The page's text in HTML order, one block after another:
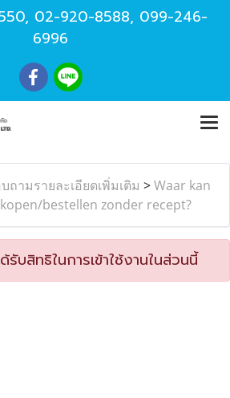
, 02-920-8588, 099-246-
6996
ถามรายละเอียดเพิ่มเติม >Waar kan
bestellen zonder recept?
บสิทธิในการเข้าใช้งานในส่วนนี้